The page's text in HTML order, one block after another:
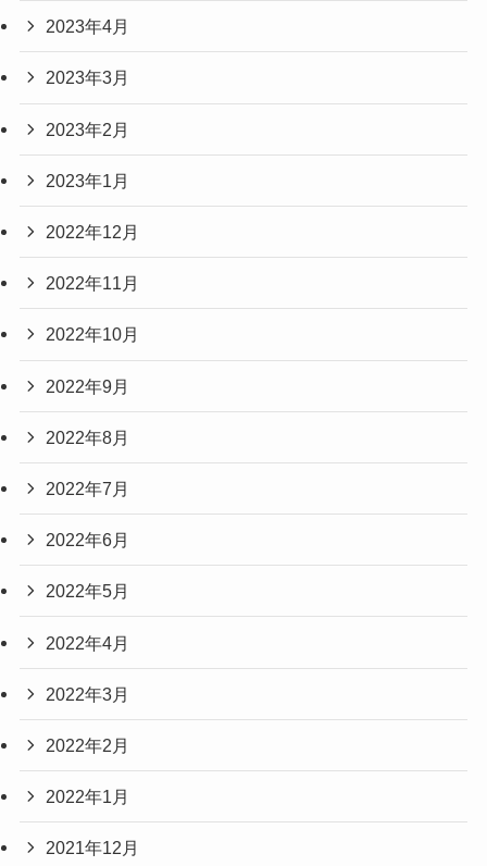
2023年4月
2023年3月
2023年2月
2023年1月
2022年12月
2022年11月
2022年10月
2022年9月
2022年8月
2022年7月
2022年6月
2022年5月
2022年4月
2022年3月
2022年2月
2022年1月
2021年12月